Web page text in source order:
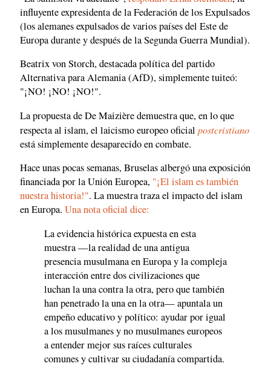
influyente expresidenta de la Federación de los Expulsados
(los alemanes expulsados de varios países del Este de
Europa durante y después de la Segunda Guerra Mundial).
Beatrix von Storch, destacada política del partido
Alternativa para Alemania (AfD), simplemente tuiteó:
"¡NO! ¡NO! ¡NO!".
La propuesta de De Maizière demuestra que, en lo que
respecta al islam, el laicismo europeo oficial postcristiano
está simplemente desaparecido en combate.
Hace unas pocas semanas, Bruselas albergó una exposición
financiada por la Unión Europea, "¡El islam es también
nuestra historia!". La muestra traza el impacto del islam
en Europa. Una nota oficial dice:
La evidencia histórica expuesta en esta
muestra —la realidad de una antigua
presencia musulmana en Europa y la compleja
interacción entre dos civilizaciones que
luchan la una contra la otra, pero que también
han penetrado la una en la otra— apuntala un
empeño educativo y político: ayudar por igual
a los musulmanes y no musulmanes europeos
a entender mejor sus raíces culturales
comunes y cultivar su ciudadanía compartida.